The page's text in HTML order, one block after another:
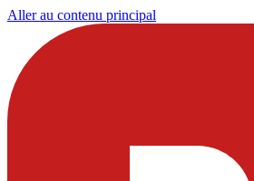
Aller au contenu principal